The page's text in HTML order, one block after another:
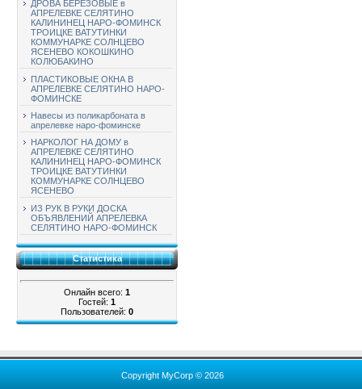
ДРОВА БЕРЁЗОВЫЕ в
АПРЕЛЕВКЕ СЕЛЯТИНО
КАЛИНИНЕЦ НАРО-ФОМИНСК
ТРОИЦКЕ ВАТУТИНКИ
КОММУНАРКЕ СОЛНЦЕВО
ЯСЕНЕВО КОКОШКИНО
КОЛЮБАКИНО
ПЛАСТИКОВЫЕ ОКНА В
АПРЕЛЕВКЕ СЕЛЯТИНО НАРО-
ФОМИНСКЕ
Навесы из поликарбоната в
апрелевке наро-фоминске
НАРКОЛОГ НА ДОМУ в
АПРЕЛЕВКЕ СЕЛЯТИНО
КАЛИНИНЕЦ НАРО-ФОМИНСК
ТРОИЦКЕ ВАТУТИНКИ
КОММУНАРКЕ СОЛНЦЕВО
ЯСЕНЕВО
ИЗ РУК В РУКИ ДОСКА
ОБЪЯВЛЕНИЙ АПРЕЛЕВКА
СЕЛЯТИНО НАРО-ФОМИНСК
Статистика
Онлайн всего: 1
Гостей: 1
Пользователей: 0
Copyright MyCorp © 2026